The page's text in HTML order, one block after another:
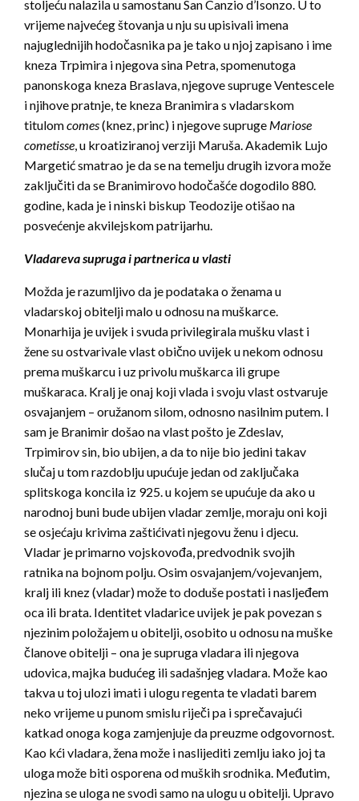
stoljeću nalazila u samostanu San Canzio d’Isonzo. U to
vrijeme najvećeg štovanja u nju su upisivali imena
najuglednijih hodočasnika pa je tako u njoj zapisano i ime
kneza Trpimira i njegova sina Petra, spomenutoga
panonskoga kneza Braslava, njegove supruge Ventescele
i njihove pratnje, te kneza Branimira s vladarskom
titulomcomes(knez, princ) i njegove supruge Mariose
cometisse , u kroatiziranoj verziji Maruša. Akademik Lujo
Margetić smatrao je da se na temelju drugih izvora može
zaključiti da se Branimirovo hodočašće dogodilo 880.
godine, kada je i ninski biskup Teodozije otišao na
posvećenje akvilejskom patrijarhu.
Vladareva supruga i partnerica u vlasti
Možda je razumljivo da je podataka o ženama u
vladarskoj obitelji malo u odnosu na muškarce.
Monarhija je uvijek i svuda privilegirala mušku vlast i
žene su ostvarivale vlast obično uvijek u nekom odnosu
prema muškarcu i uz privolu muškarca ili grupe
muškaraca. Kralj je onaj koji vlada i svoju vlast ostvaruje
osvajanjem – oružanom silom, odnosno nasilnim putem. I
sam je Branimir došao na vlast pošto je Zdeslav,
Trpimirov sin, bio ubijen, a da to nije bio jedini takav
slučaj u tom razdoblju upućuje jedan od zaključaka
splitskoga koncila iz 925. u kojem se upućuje da ako u
narodnoj buni bude ubijen vladar zemlje, moraju oni koji
se osjećaju krivima zaštićivati njegovu ženu i djecu.
Vladar je primarno vojskovođa, predvodnik svojih
ratnika na bojnom polju. Osim osvajanjem/vojevanjem,
kralj ili knez (vladar) može to doduše postati i nasljeđem
oca ili brata. Identitet vladarice uvijek je pak povezan s
njezinim položajem u obitelji, osobito u odnosu na muške
članove obitelji – ona je supruga vladara ili njegova
udovica, majka budućeg ili sadašnjeg vladara. Može kao
takva u toj ulozi imati i ulogu regenta te vladati barem
neko vrijeme u punom smislu riječi pa i sprečavajući
katkad onoga koga zamjenjuje da preuzme odgovornost.
Kao kći vladara, žena može i naslijediti zemlju iako joj ta
uloga može biti osporena od muških srodnika. Međutim,
njezina se uloga ne svodi samo na ulogu u obitelji. Upravo